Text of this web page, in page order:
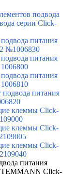
подвода
серии Click-
питания
№1006830
питания
питания
питания
клеммы Click-
клеммы Click-
клеммы Click-
питания
Click-